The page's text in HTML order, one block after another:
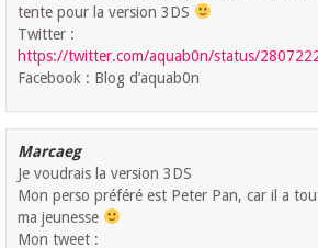
tente pour la version 3DS
Twitter :
https://twitter.com/aquab0n/status/
Facebook : Blog d’aquab0n
Marcaeg
Je voudrais la version 3DS
Mon perso préféré est Peter Pan, car il a
ma jeunesse
Mon tweet :